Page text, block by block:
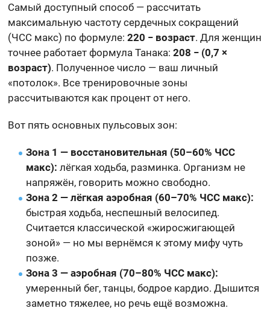
Самый доступный способ — рассчитать
максимальную частоту сердечных сокращений
(ЧСС макс) по формуле:220 − возраст. Для женщин
точнее работает формула Танака:208 − (0,7 ×
возраст). Полученное число — ваш личный
«потолок». Все тренировочные зоны
рассчитываются как процент от него.
Вот пять основных пульсовых зон:
Зона 1 — восстановительная (50–60% ЧСС
макс): лёгкая ходьба, разминка. Организм не
напряжён, говорить можно свободно.
Зона 2 — лёгкая аэробная (60–70% ЧСС макс):
быстрая ходьба, неспешный велосипед.
Считается классической «жиросжигающей
зоной» — но мы вернёмся к этому мифу чуть
позже.
Зона 3 — аэробная (70–80% ЧСС макс):
умеренный бег, танцы, бодрое кардио. Дышится
заметно тяжелее, но речь ещё возможна.